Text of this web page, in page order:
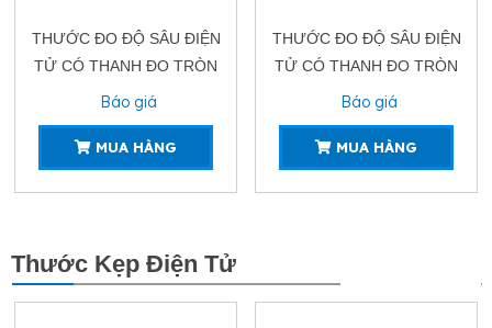
THƯỚC ĐO ĐỘ SÂU ĐIỆN
TỬ CÓ THANH ĐO TRÒN
ACCUD193-11
Báo giá
MUA HÀNG
THƯỚC ĐO ĐỘ SÂU ĐIỆN
TỬ CÓ THANH ĐO TRÒN
ACCUD194-11
Báo giá
MUA HÀNG
Thước Kẹp Điện Tử